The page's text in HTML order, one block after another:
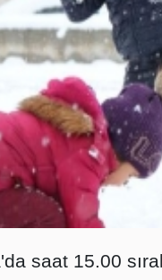
saat 15.00